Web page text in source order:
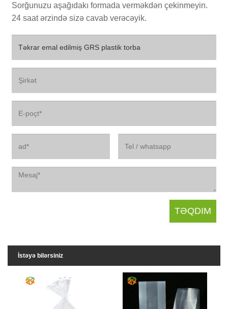
Sorğunuzu aşağıdakı formada verməkdən çekinmeyin.
24 saat ərzində sizə cavab verəcəyik.
İstəyə bilərsiniz